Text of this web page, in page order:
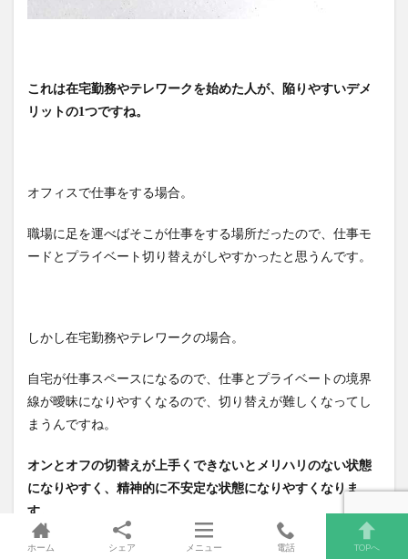
これは在宅勤務やテレワークを始めた人が、陥りやすいデメ
リットの1つですね。
オフィスで仕事をする場合。
職場に足を運べばそこが仕事をする場所だったので、仕事モ
ードとプライベート切り替えがしやすかったと思うんです。
しかし在宅勤務やテレワークの場合。
自宅が仕事スペースになるので、仕事とプライベートの境界
線が曖昧になりやすくなるので、切り替えが難しくなってし
まうんですね。
オンとオフの切替えが上手くできないとメリハリのない状態
になりやすく、精神的に不安定な状態になりやすくなりま
す。
ホーム シェア メニュー 電話 TOPへ